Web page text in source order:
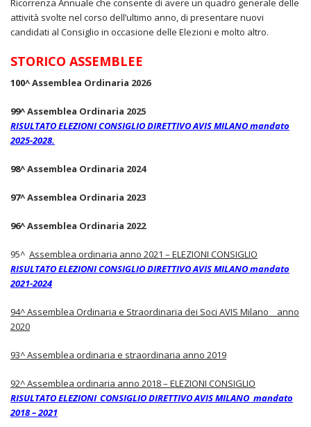
Ricorrenza Annuale che consente di avere un quadro generale delle
attività svolte nel corso dell’ultimo anno, di presentare nuovi
candidati al Consiglio in occasione delle Elezioni e molto altro.
STORICO ASSEMBLEE
100^Assemblea Ordinaria 2026
99^Assemblea Ordinaria 2025
RISULTATO ELEZIONI CONSIGLIO DIRETTIVO AVIS MILANO mandato
2025-2028.
98^Assemblea Ordinaria 2024
97^Assemblea Ordinaria 2023
96^Assemblea Ordinaria 2022
95^ Assemblea ordinaria anno 2021 – ELEZIONI CONSIGLIO
RISULTATO ELEZIONI CONSIGLIO DIRETTIVO AVIS MILANO mandato
2021-2024
94^ Assemblea Ordinaria e Straordinaria dei Soci AVIS Milano _ anno
2020
93^ Assemblea ordinaria e straordinaria anno 2019
92^ Assemblea ordinaria anno 2018 – ELEZIONI CONSIGLIO
RISULTATO ELEZIONI_CONSIGLIO DIRETTIVO AVIS MILANO mandato
2018 – 2021